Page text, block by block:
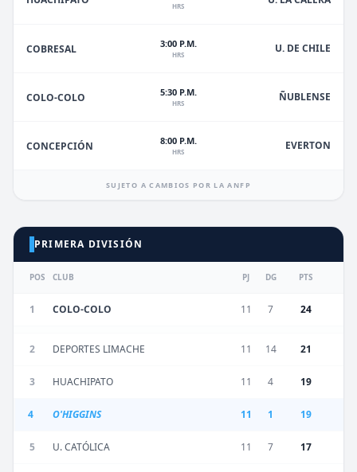
HRS
COBRESAL 3:00 P.M.
HRS U. DE CHILE
COLO-COLO 5:30 P.M.
HRS ÑUBLENSE
CONCEPCIÓN 8:00 P.M.
HRS EVERTON
SUJETO A CAMBIOS POR LA ANFP
PRIMERA DIVISIÓN
POS CLUB PJ DG PTS
1 COLO-COLO 11 7 24
2 DEPORTES LIMACHE 11 14 21
3 HUACHIPATO 11 4 19
4 O'HIGGINS 11 1 19
5 U. CATÓLICA 11 7 17